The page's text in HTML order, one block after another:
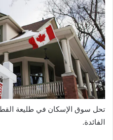
تحل سوق الإسكان في طليعة
الفائدة.